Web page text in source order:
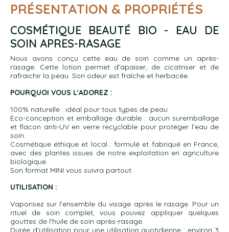
PRÉSENTATION & PROPRIÉTÉS
COSMÉTIQUE BEAUTÉ BIO - EAU DE
SOIN APRES-RASAGE
Nous avons conçu cette eau de soin comme un après-
rasage. Cette lotion permet d'apaiser, de cicatriser et de
rafraichir la peau. Son odeur est fraîche et herbacée.
POURQUOI VOUS L'ADOREZ :
100% naturelle : idéal pour tous types de peau.
Eco-conception et emballage durable : aucun suremballage
et flacon anti-UV en verre recyclable pour protéger l’eau de
soin.
Cosmétique éthique et local : formulé et fabriqué en France,
avec des plantes issues de notre exploitation en agriculture
biologique.
Son format MINI vous suivra partout.
UTILISATION :
Vaporisez sur l'ensemble du visage après le rasage. Pour un
rituel de soin complet, vous pouvez appliquer quelques
gouttes de l'huile de soin après-rasage.
Durée d'utilisation pour une utilisation quotidienne : environ 3